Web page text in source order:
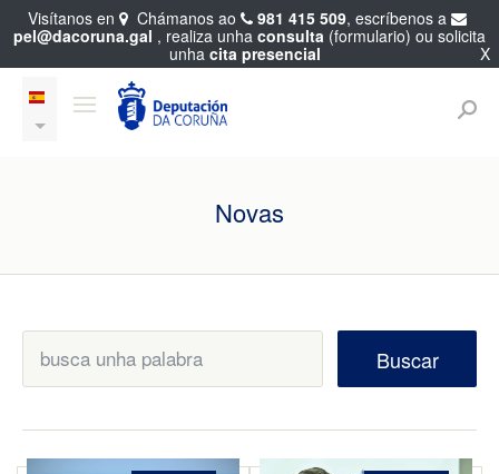
Novas
Buscar
Visítanos en Chámanos ao 981 415 509, escríbenos a
pel@dacoruna.gal , realiza unha consulta (formulario) ou solicita
unha cita presencial X